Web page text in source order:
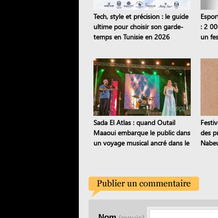
Tech, style et précision : le guide
ultime pour choisir son garde-
temps en Tunisie en 2026
: 2
un
Sada El Atlas : quand Outail
Maaoui embarque le public dans
un voyage musical ancré dans le
des